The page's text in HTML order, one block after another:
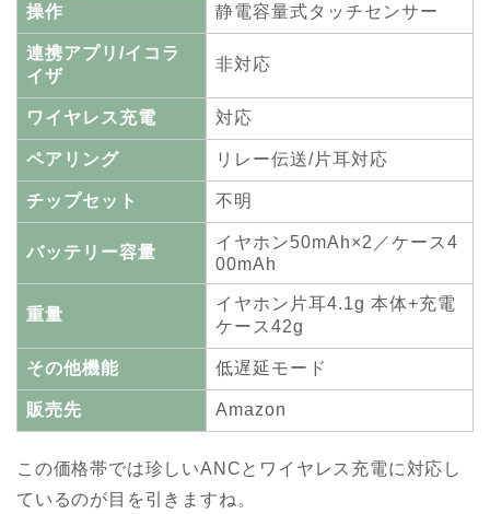
操作 静電容量式タッチセンサー
連携アプリ/イコラ
イザ
非対応
ワイヤレス充電 対応
ペアリング リレー伝送/片耳対応
チップセット 不明
バッテリー容量
イヤホン50mAh×2／ケース4
00mAh
重量
イヤホン片耳4.1g 本体+充電
ケース42g
その他機能 低遅延モード
販売先 Amazon
この価格帯では珍しいANCとワイヤレス充電に対応し
ているのが目を引きますね。